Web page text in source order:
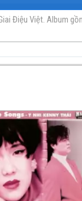
Điệu Việt. Album